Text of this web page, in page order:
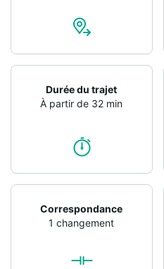
Durée du trajet
À partir de 32 min
Correspondance
1 changement